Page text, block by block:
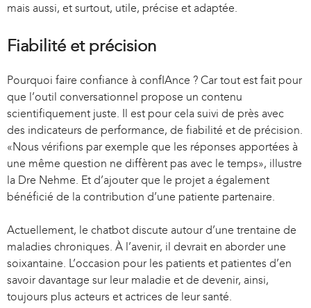
)
x
n
a
l
mais aussi, et surtout, utile, précise et adaptée.
Fiabilité et précision
Pourquoi faire confiance à confIAnce ? Car tout est fait pour
que l’outil conversationnel propose un contenu
scientifiquement juste. Il est pour cela suivi de près avec
des indicateurs de performance, de fiabilité et de précision.
«Nous vérifions par exemple que les réponses apportées à
une même question ne diffèrent pas avec le temps», illustre
la Dre Nehme. Et d’ajouter que le projet a également
bénéficié de la contribution d’une patiente partenaire.
Actuellement, le chatbot discute autour d’une trentaine de
maladies chroniques. À l’avenir, il devrait en aborder une
soixantaine. L’occasion pour les patients et patientes d’en
savoir davantage sur leur maladie et de devenir, ainsi,
toujours plus acteurs et actrices de leur santé.